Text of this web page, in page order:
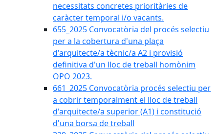
necessitats concretes prioritàries de
caràcter temporal i/o vacants.
655_2025 Convocatòria del procés selectiu
per a la cobertura d'una plaça
d'arquitecte/a tècnic/a A2 i provisió
definitiva d'un lloc de treball homònim
OPO 2023.
661_2025 Convocatòria procés selectiu per
a cobrir temporalment el lloc de treball
d'arquitecte/a superior (A1) i constitució
d'una borsa de treball